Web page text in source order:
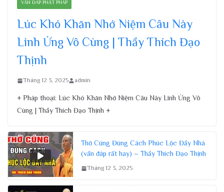
VẤN ĐÁP PHẬT PHÁP
Lúc Khó Khăn Nhớ Niệm Câu Này
Linh Ứng Vô Cùng | Thầy Thích Đạo
Thịnh
Tháng 12 3, 2025 admin
+ Pháp thoại: Lúc Khó Khăn Nhớ Niệm Câu Này Linh Ứng Vô
Cùng | Thầy Thích Đạo Thịnh +
Thờ Cúng Đúng Cách Phúc Lộc Đầy Nhà
(vấn đáp rất hay) – Thầy Thích Đạo Thịnh
Tháng 12 3, 2025